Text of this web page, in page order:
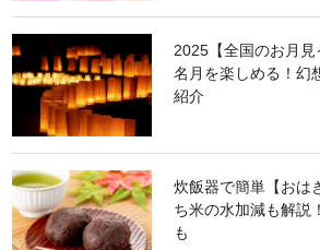
2025【全国のお月
名月を楽しめる！幻
紹介
炊飯器で簡単【おは
ち米の水加減も解説
も